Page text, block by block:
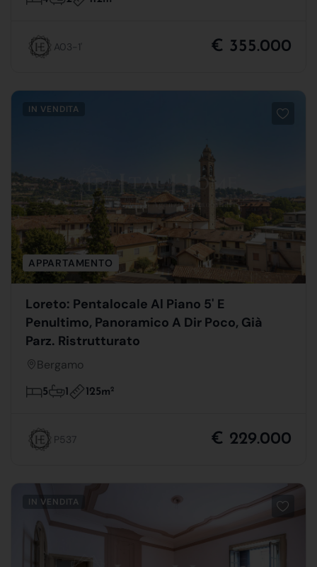
A03-1' € 355.000
IN VENDITA
APPARTAMENTO
Loreto: Pentalocale Al Piano 5' E
Penultimo, Panoramico A Dir Poco, Già
Parz. Ristrutturato
Bergamo
5 1 125m2
P537 € 229.000
IN VENDITA